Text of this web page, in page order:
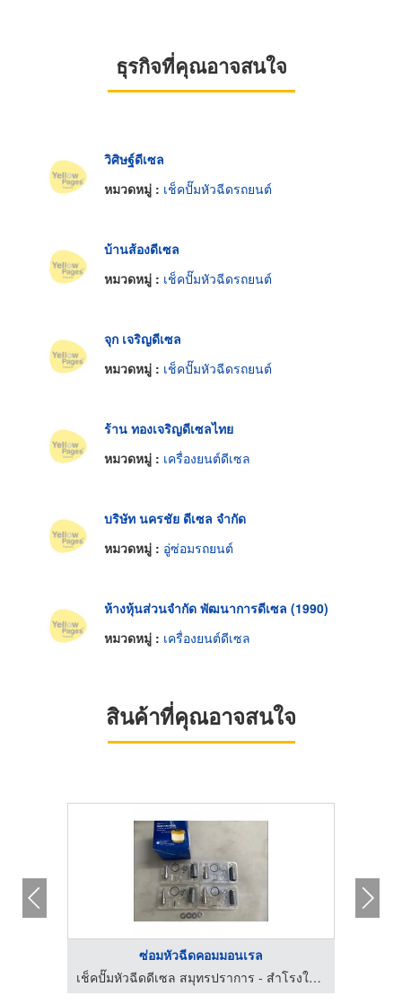
ธุรกิจที่คุณอาจสนใจ
วิศิษฐ์ดีเซล
หมวดหมู่ : เช็คปั๊มหัวฉีดรถยนต์
บ้านส้องดีเซล
หมวดหมู่ : เช็คปั๊มหัวฉีดรถยนต์
จุก เจริญดีเซล
หมวดหมู่ : เช็คปั๊มหัวฉีดรถยนต์
ร้าน ทองเจริญดีเซลไทย
หมวดหมู่ : เครื่องยนต์ดีเซล
บริษัท นครชัย ดีเซล จำกัด
หมวดหมู่ : อู่ซ่อมรถยนต์
ห้างหุ้นส่วนจำกัด พัฒนาการดีเซล (1990)
หมวดหมู่ : เครื่องยนต์ดีเซล
สินค้าที่คุณอาจสนใจ
ซ่อมหัวฉีดคอมมอนเรล
เช็คปั๊มหัวฉีดดีเซล สมุทรปราการ - สำโรงใต้ดีเซล